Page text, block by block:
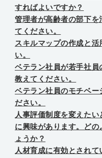
すればよいですか？
管理者が高齢者の部下を
てください。
スキルマップの作成と
い。
ベテラン社員が若手社
教えてください。
ベテラン社員のモチベー
ださい。
人事評価制度を変えた
に興味があります。ど
ょうか？
人材育成に有効とされ